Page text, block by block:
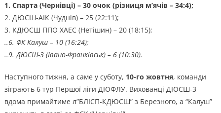
1. Спарта (Чернівці) – 30 очок (різниця м’ячів – 34:4);
2. ДЮСШ-АІК (Чуднів) – 25 (22:11);
3. КДЮСШ ППО ХАЕС (Нетішин) – 20 (18:15);
..6. ФК Калуш– 10 (16:24);
..9.ДЮСШ-3 (Івано-Франківськ)– 6 (10:30).
Наступного тижня, а саме у суботу, 10-го жовтня, команди
зіграють 6 тур Першої ліги ДЮФЛУ. Вихованці ДЮСШ-3
вдома примайтиме л”БЛІСП-КДЮСШ” з Березного, а “Калуш”